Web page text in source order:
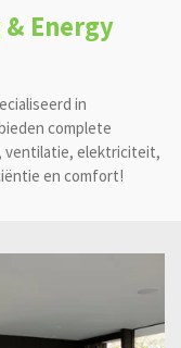
Energy
in
complete
ventilatie, elektriciteit,
en comfort!